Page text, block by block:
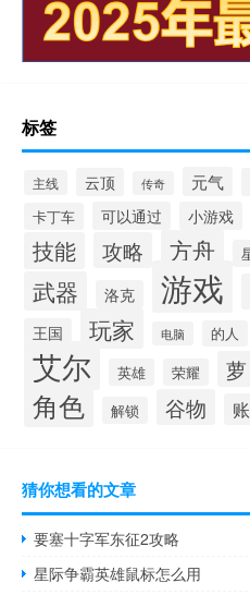
标签
主线 云顶 传奇 元气
卡丁车 可以通过 小游戏
技能 攻略 方舟
武器 洛克 游戏
王国 玩家 电脑 的人
艾尔 英雄 荣耀
角色 解锁 谷物
猜你想看的文章
要塞十字军东征2攻略
星际争霸英雄鼠标怎么用